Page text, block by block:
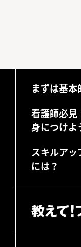
まずは基
看護師必見
身につけよ
スキルアッ
には？